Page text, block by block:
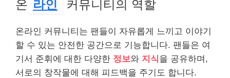
온 라인 커뮤니티의 역할
온라인 커뮤니티는 팬들이 자유롭게 느끼고 이야기
할 수 있는 안전한 공간으로 기능합니다. 팬들은 여
기서 준휘에 대한 다양한 정보와 지식을 공유하며,
서로의 창작물에 대해 피드백을 주기도 합니다.